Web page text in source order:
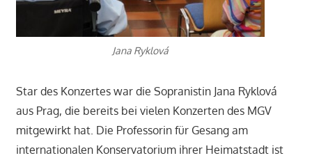
Jana Ryklová
Star des Konzertes war die Sopranistin Jana Ryklová
aus Prag, die bereits bei vielen Konzerten des MGV
mitgewirkt hat. Die Professorin für Gesang am
internationalen Konservatorium ihrer Heimatstadt ist